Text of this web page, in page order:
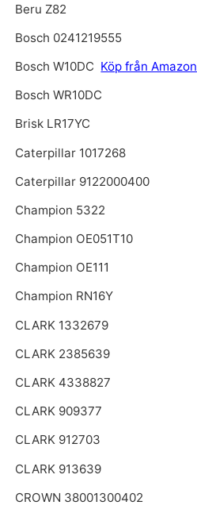
Beru Z82
Bosch 0241219555
Bosch W10DC Köp från Amazon
Bosch WR10DC
Brisk LR17YC
Caterpillar 1017268
Caterpillar 9122000400
Champion 5322
Champion OE051T10
Champion OE111
Champion RN16Y
CLARK 1332679
CLARK 2385639
CLARK 4338827
CLARK 909377
CLARK 912703
CLARK 913639
CROWN 38001300402